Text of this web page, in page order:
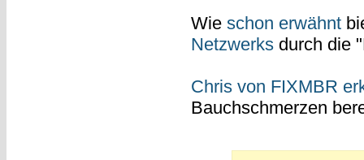
Wie schon erwähnt
Netzwerksdurch die
Chris von FIXMBR
Bauchschmerzen